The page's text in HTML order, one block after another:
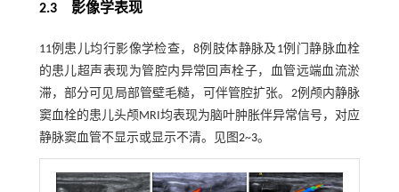
2.3 影像学表现
11例患儿均行影像学检查，8例肢体静脉及1例门静脉血栓
的患儿超声表现为管腔内异常回声栓子，血管远端血流淤
滞，部分可见局部管壁毛糙，可伴管腔扩张。2例颅内静脉
窦血栓的患儿头颅MRI均表现为脑叶肿胀伴异常信号，对应
静脉窦血管不显示或显示不清。见图2~3。